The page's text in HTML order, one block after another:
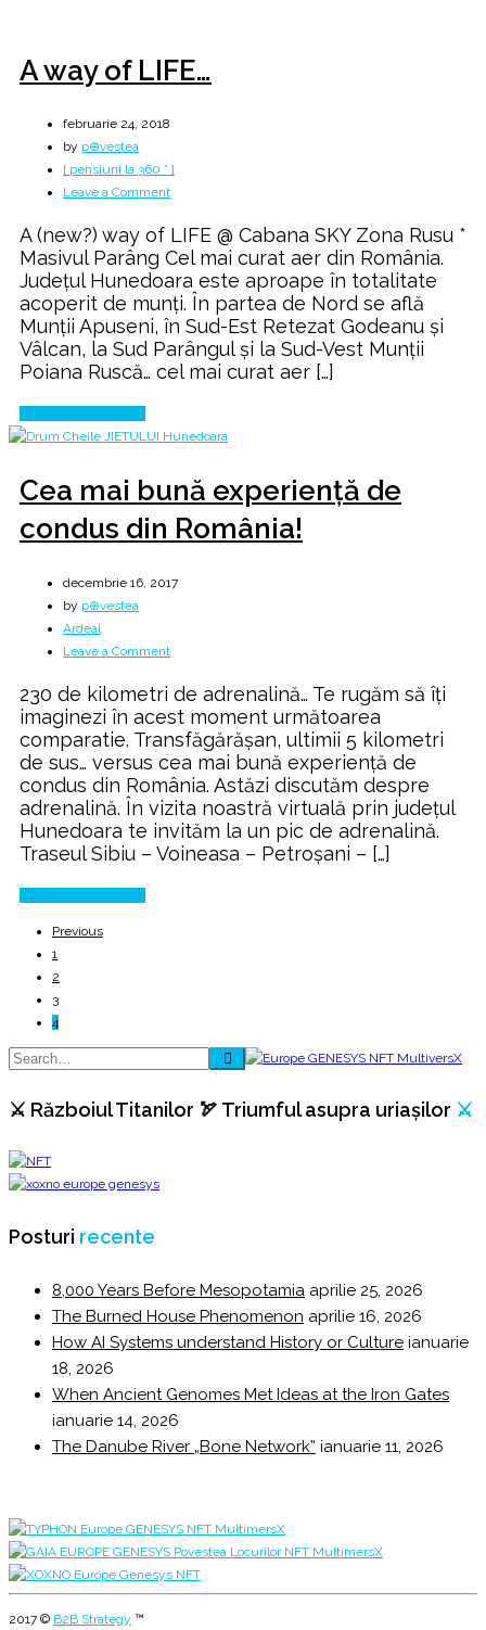
A way of LIFE…
februarie 24, 2018
by p⊕vestea
[ pensiuni la 360 ° ]
Leave a Commenton
way
of
LIFE…
A (new?) way of LIFE @ Cabana SKY Zona Rusu *
Masivul Parâng Cel mai curat aer din România.
Judeţul Hunedoara este aproape în totalitate
acoperit de munţi. În partea de Nord se află
Munţii Apuseni, în Sud-Est Retezat Godeanu şi
Vâlcan, la Sud Parângul şi la Sud-Vest Munţii
Poiana Ruscă… cel mai curat aer […]
Cea mai bună experiență de
condus din România!
decembrie 16, 2017
by p⊕vestea
Ardeal
Leave a Commenton
mai
bună
experiență
de
condus
din
România!
230 de kilometri de adrenalină… Te rugăm să îți
imaginezi în acest moment următoarea
comparatie. Transfăgărășan, ultimii 5 kilometri
de sus… versus cea mai bună experiență de
condus din România. Astăzi discutăm despre
adrenalină. În vizita noastră virtuală prin județul
Hunedoara te invităm la un pic de adrenalină.
Traseul Sibiu – Voineasa – Petroșani – […]
Previous
1
2
3
4
⚔️ Războiul Titanilor 🏹 Triumful asupra uriașilor ⚔️
Posturi recente
8,000 Years Before Mesopotamia aprilie 25, 2026
The Burned House Phenomenon aprilie 16, 2026
How AI Systems understand History or Culture ianuarie
18, 2026
When Ancient Genomes Met Ideas at the Iron Gates
ianuarie 14, 2026
The Danube River „Bone Network” ianuarie 11, 2026
2017 © B2B Strategy ™